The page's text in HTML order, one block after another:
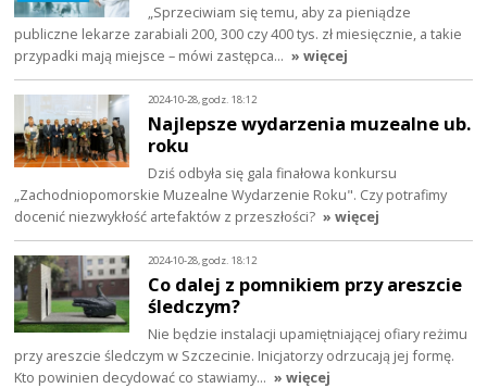
„Sprzeciwiam się temu, aby za pieniądze
publiczne lekarze zarabiali 200, 300 czy 400 tys. zł miesięcznie, a takie
przypadki mają miejsce – mówi zastępca… » więcej
2024-10-28, godz. 18:12
Najlepsze wydarzenia muzealne ub.
roku
Dziś odbyła się gala finałowa konkursu
„Zachodniopomorskie Muzealne Wydarzenie Roku". Czy potrafimy
docenić niezwykłość artefaktów z przeszłości? » więcej
2024-10-28, godz. 18:12
Co dalej z pomnikiem przy areszcie
śledczym?
Nie będzie instalacji upamiętniającej ofiary reżimu
przy areszcie śledczym w Szczecinie. Inicjatorzy odrzucają jej formę.
Kto powinien decydować co stawiamy… » więcej